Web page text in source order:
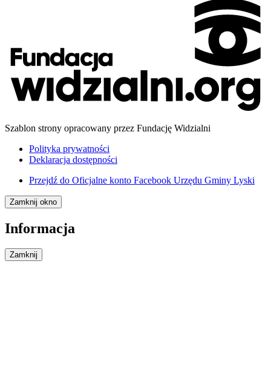
Szablon strony opracowany przez Fundację Widzialni
Polityka prywatności
Deklaracja dostępności
Przejdź do Oficjalne konto Facebook Urzędu Gminy Lyski
Zamknij okno
Informacja
Zamknij